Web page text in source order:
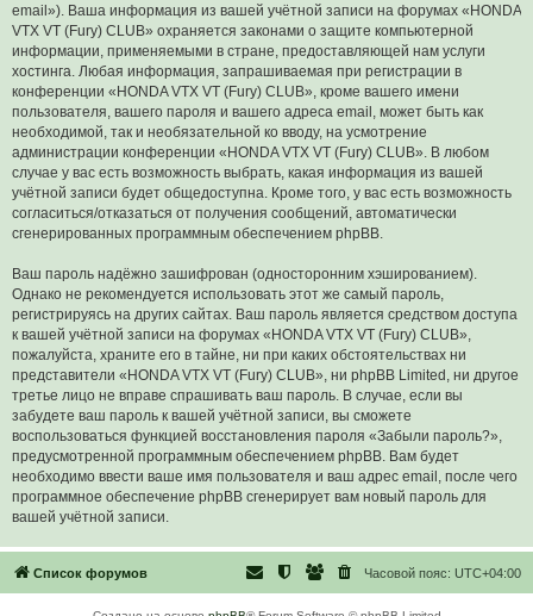
email»). Ваша информация из вашей учётной записи на форумах «HONDA
VTX VT (Fury) CLUB» охраняется законами о защите компьютерной
информации, применяемыми в стране, предоставляющей нам услуги
хостинга. Любая информация, запрашиваемая при регистрации в
конференции «HONDA VTX VT (Fury) CLUB», кроме вашего имени
пользователя, вашего пароля и вашего адреса email, может быть как
необходимой, так и необязательной ко вводу, на усмотрение
администрации конференции «HONDA VTX VT (Fury) CLUB». В любом
случае у вас есть возможность выбрать, какая информация из вашей
учётной записи будет общедоступна. Кроме того, у вас есть возможность
согласиться/отказаться от получения сообщений, автоматически
сгенерированных программным обеспечением phpBB.
Ваш пароль надёжно зашифрован (односторонним хэшированием).
Однако не рекомендуется использовать этот же самый пароль,
регистрируясь на других сайтах. Ваш пароль является средством доступа
к вашей учётной записи на форумах «HONDA VTX VT (Fury) CLUB»,
пожалуйста, храните его в тайне, ни при каких обстоятельствах ни
представители «HONDA VTX VT (Fury) CLUB», ни phpBB Limited, ни другое
третье лицо не вправе спрашивать ваш пароль. В случае, если вы
забудете ваш пароль к вашей учётной записи, вы сможете
воспользоваться функцией восстановления пароля «Забыли пароль?»,
предусмотренной программным обеспечением phpBB. Вам будет
необходимо ввести ваше имя пользователя и ваш адрес email, после чего
программное обеспечение phpBB сгенерирует вам новый пароль для
вашей учётной записи.
Список форумов Часовой пояс: UTC+04:00